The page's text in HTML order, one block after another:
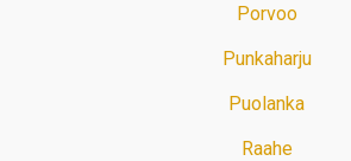
Porvoo
Punkaharju
Puolanka
Raahe